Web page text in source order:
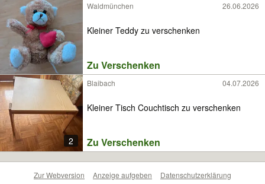
Waldmünchen 26.06.2026
Kleiner Teddy zu verschenken
Zu Verschenken
2
Blaibach 04.07.2026
Kleiner Tisch Couchtisch zu verschenken
Zu Verschenken
Zur Webversion Anzeige aufgeben Datenschutzerklärung